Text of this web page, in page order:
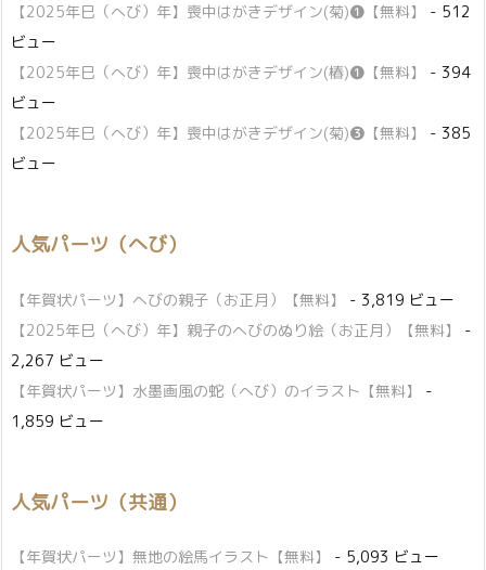
【2025年巳（へび）年】喪中はがきデザイン(菊)❶【無料】
- 512
ビュー
【2025年巳（へび）年】喪中はがきデザイン(椿)❶【無料】
- 394
ビュー
【2025年巳（へび）年】喪中はがきデザイン(菊)❸【無料】
- 385
ビュー
人気パーツ（へび）
【年賀状パーツ】へびの親子（お正月）【無料】
- 3,819 ビュー
【2025年巳（へび）年】親子のへびのぬり絵（お正月）【無料】
-
2,267 ビュー
【年賀状パーツ】水墨画風の蛇（へび）のイラスト【無料】
-
1,859 ビュー
人気パーツ（共通）
【年賀状パーツ】無地の絵馬イラスト【無料】 - 5,093 ビュー